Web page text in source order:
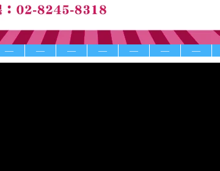
— — — — — — —